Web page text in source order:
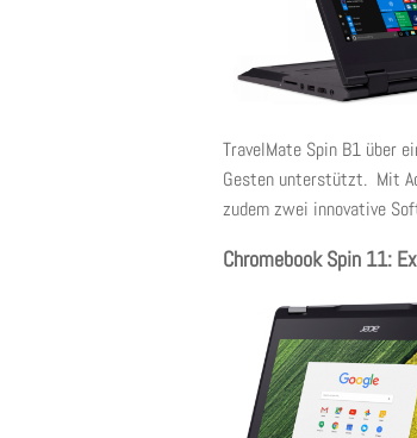
TravelMate Spin B1 über
Gesten unterstützt. Mit
zudem zwei innovative
Chromebook Spin 11: